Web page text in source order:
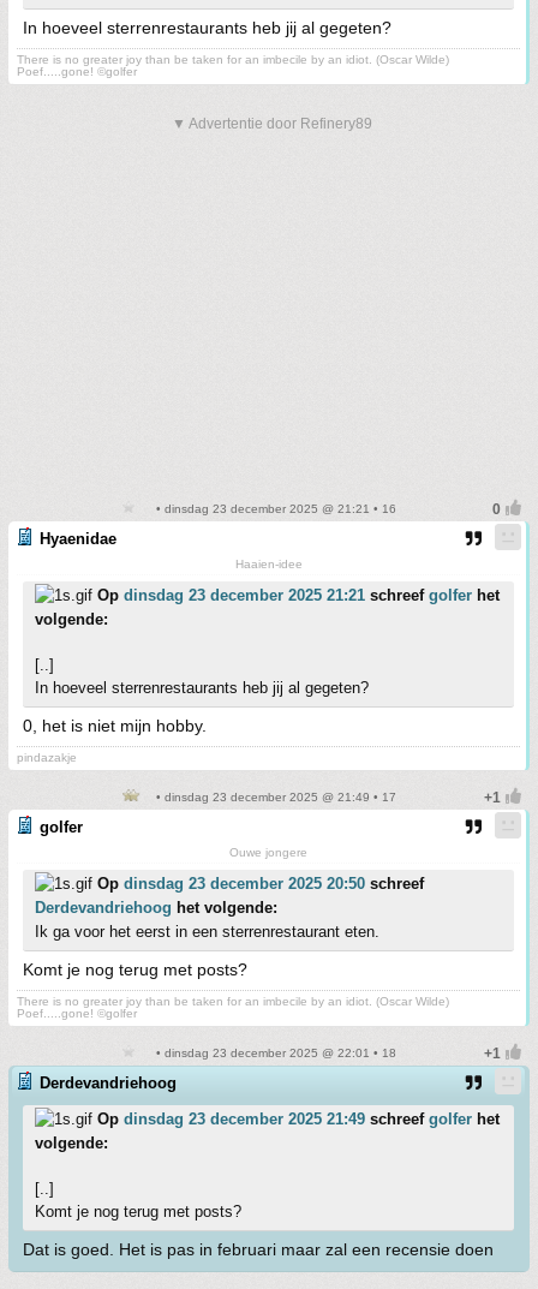
In hoeveel sterrenrestaurants heb jij al gegeten?
There is no greater joy than be taken for an imbecile by an idiot. (Oscar Wilde)
Poef.....gone! ©golfer
▼ Advertentie door Refinery89
• dinsdag 23 december 2025 @ 21:21 • 16
Hyaenidae
Haaien-idee
Op dinsdag 23 december 2025 21:21 schreef golfer het
volgende:
[..]
In hoeveel sterrenrestaurants heb jij al gegeten?
0, het is niet mijn hobby.
pindazakje
• dinsdag 23 december 2025 @ 21:49 • 17
golfer
Ouwe jongere
Op dinsdag 23 december 2025 20:50 schreef
Derdevandriehoog het volgende:
Ik ga voor het eerst in een sterrenrestaurant eten.
Komt je nog terug met posts?
There is no greater joy than be taken for an imbecile by an idiot. (Oscar Wilde)
Poef.....gone! ©golfer
• dinsdag 23 december 2025 @ 22:01 • 18
Derdevandriehoog
Op dinsdag 23 december 2025 21:49 schreef golfer het
volgende:
[..]
Komt je nog terug met posts?
Dat is goed. Het is pas in februari maar zal een recensie doen